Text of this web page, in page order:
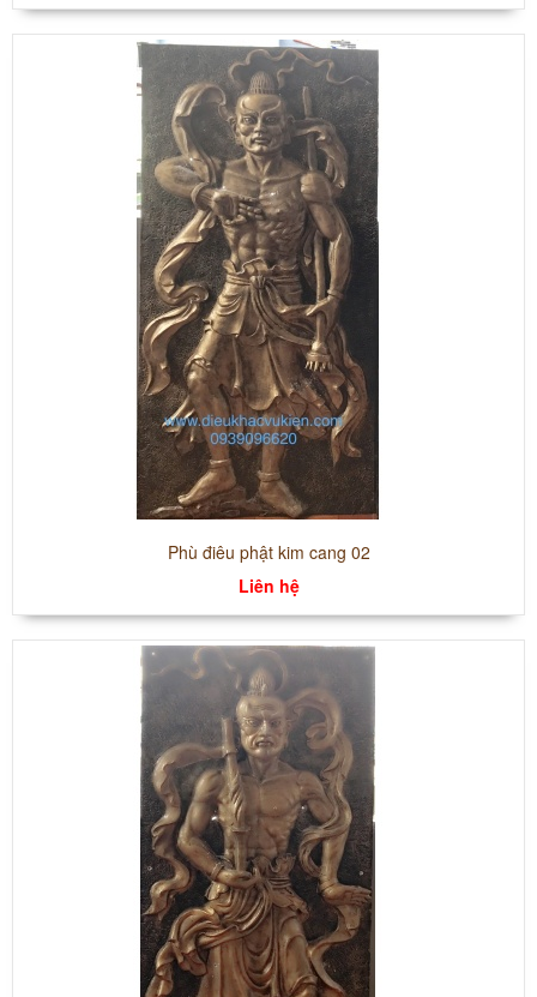
Phù điêu phật kim cang 02
Liên hệ